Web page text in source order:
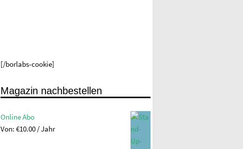
[/borlabs-cookie]
Magazin nachbestellen
Online Abo
Von: €10.00 / Jahr